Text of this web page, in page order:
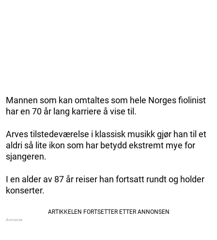
Mannen som kan omtaltes som hele Norges fiolinist
har en 70 år lang karriere å vise til.
Arves tilstedeværelse i klassisk musikk gjør han til et
aldri så lite ikon som har betydd ekstremt mye for
sjangeren.
I en alder av 87 år reiser han fortsatt rundt og holder
konserter.